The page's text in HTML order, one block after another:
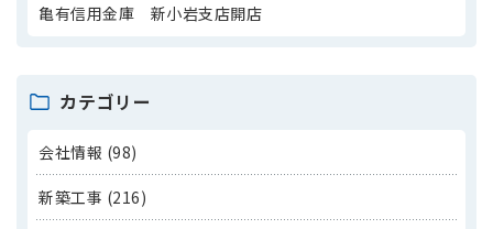
亀有信用金庫 新小岩支店開店
カテゴリー
会社情報 (98)
新築工事 (216)